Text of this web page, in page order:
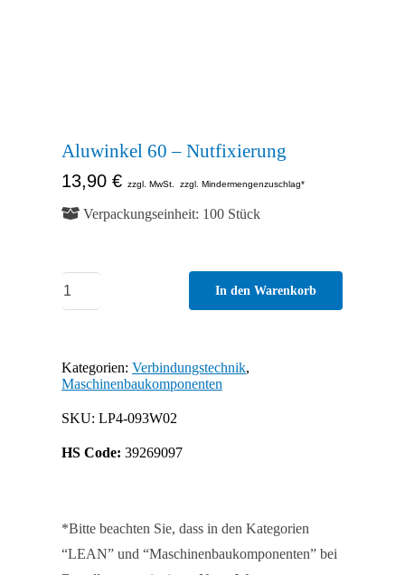
Aluwinkel 60 – Nutfixierung
13,90 € zzgl. MwSt. zzgl. Mindermengenzuschlag*
Verpackungseinheit: 100 Stück
Aluwinkel
60
Nutfixierung
Menge
In den Warenkorb
Kategorien: Verbindungstechnik,
Maschinenbaukomponenten
SKU: LP4-093W02
HS Code: 39269097
*Bitte beachten Sie, dass in den Kategorien
“LEAN” und “Maschinenbaukomponenten” bei